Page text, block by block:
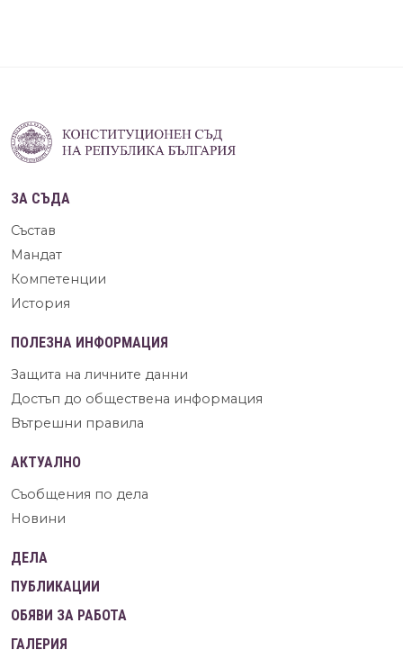
ЗА СЪДА
Състав
Мандат
Компетенции
История
ПОЛЕЗНА ИНФОРМАЦИЯ
Защита на личните данни
Достъп до обществена информация
Вътрешни правила
АКТУАЛНО
Съобщения по дела
Новини
ДЕЛА
ПУБЛИКАЦИИ
ОБЯВИ ЗА РАБОТА
ГАЛЕРИЯ